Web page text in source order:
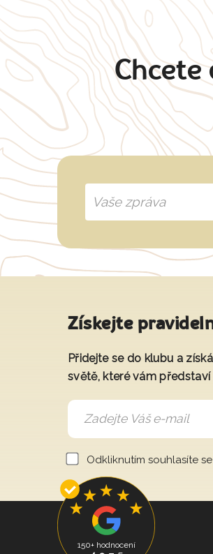
Chcete
Získejte
Přidejte se do klubu a
světě, které vám
Odkliknutím souhlasíte
150+ hodnocení